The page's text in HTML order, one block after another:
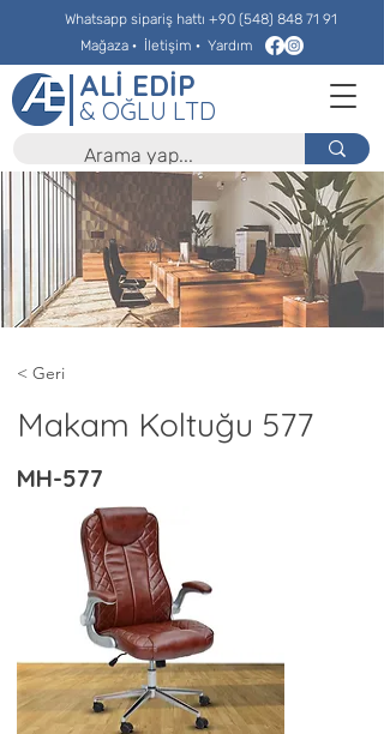
ALİ EDİP
& OĞLU LTD
Whatsapp sipariş hattı +90 (548) 848 71 91
Mağaza · İletişim · Yardım
< Geri
Makam Koltuğu 577
MH-577